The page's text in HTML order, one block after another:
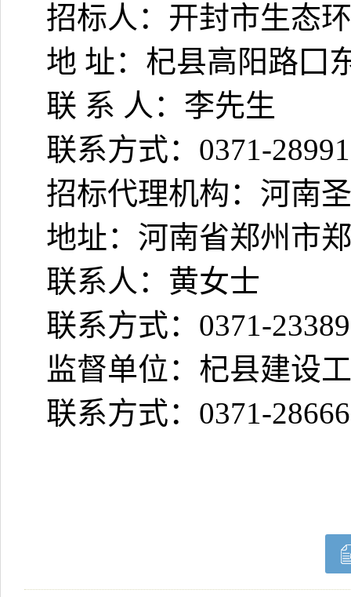
招标人：开封市生态
地 址：杞县高阳路囗
联 系 人：李先生
联系方式： 0371-
招标代理机构：河南
地址：河南省郑州市
联系人：黄女士
联系方式： 0371-
监督单位：杞县建设
联系方式： 0371-